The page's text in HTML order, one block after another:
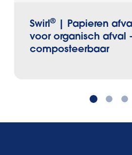
Swirl®
| Papieren
voor organisch afval
composteerbaar